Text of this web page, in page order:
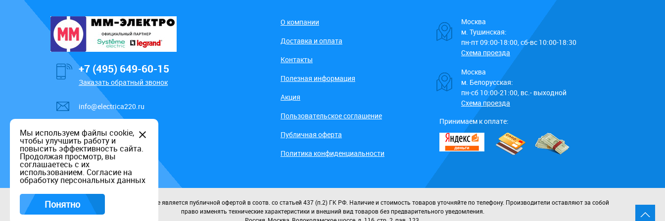
+7 (495) 649-60-15
Заказать обратный звонок
info@electrica220.ru
О компании
Доставка и оплата
Контакты
Полезная информация
Акция
Пользовательское соглашение
Публичная оферта
Политика конфиденциальности
Москва
м. Тушинская:
пн-пт 09:00-18:00, сб-вс 10:00-18:30
Схема проезда
Москва
м. Белорусская:
пн-сб 10:00-21:00, вс.- выходной
Схема проезда
Принимаем к оплате:
Данный информационный ресурс не является публичной офертой в соотв. со статьей 437 (п.2) ГК РФ. Наличие и стоимость товаров уточняйте по телефону. Производители оставляют за собой
право изменять технические характеристики и внешний вид товаров без предварительного уведомления.
Мы используем файлы cookie,
чтобы улучшить работу и
повысить эффективность сайта.
Продолжая просмотр, вы
соглашаетесь с их
использованием. Согласие на
обработку персональных данных
Понятно